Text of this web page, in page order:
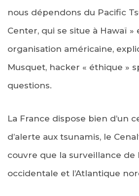
nous dépendons du Pacific
Center, qui se situe à Hawaï »
organisation américaine,
Musquet, hacker « éthique »
questions.
La France dispose bien d’un
d’alerte aux tsunamis, le
couvre que la surveillance de
occidentale et l’Atlantique